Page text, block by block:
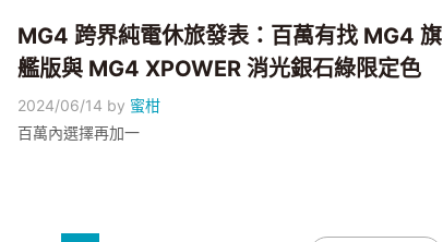
MG4 跨界純電休旅發表：百萬有找 MG4 旗
艦版與 MG4 XPOWER 消光銀石綠限定色
2024/06/14 by 蜜柑
百萬內選擇再加一